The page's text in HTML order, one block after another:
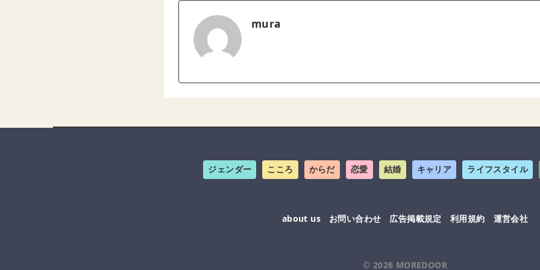
mura
ジェンダー こころ からだ 恋愛 結婚 キャリア ライフスタイル
about us お問い合わせ 広告掲載規定 利用規約 運営会社
© 2026 MOREDOOR